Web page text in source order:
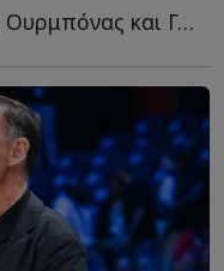
Oι εκτιμήσεις των Ντονάτας Ουρμπόνας και Γκίτις Μπλαζεβίτσιους γ...